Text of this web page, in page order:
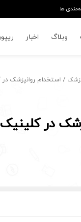
ها
وبلاگ اخبار
/ استخدام روانپزشک در
در